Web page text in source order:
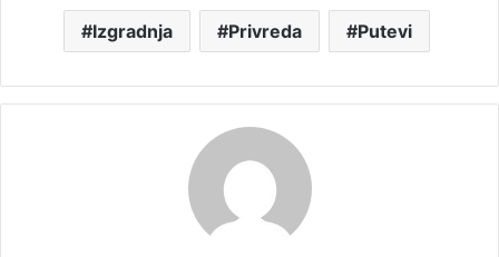
Izgradnja Privreda Putevi